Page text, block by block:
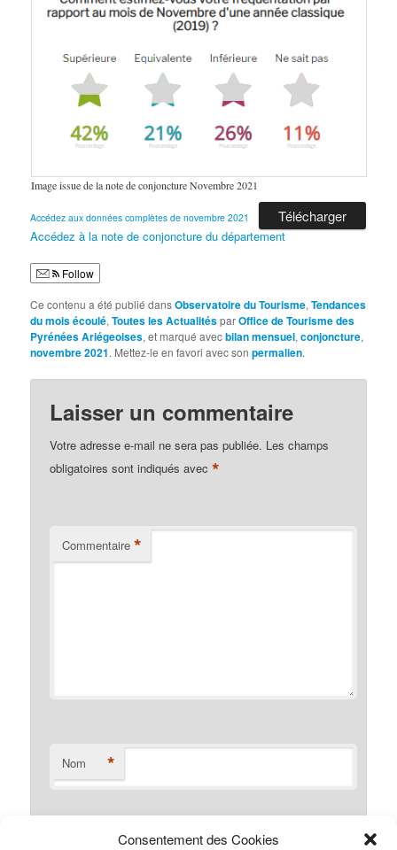
Consentement des Cookies
Image issue de la note de conjoncture Novembre 2021
Accédez aux données complètes de novembre 2021 Télécharger
Accédez à la note de conjoncture du département
Follow
Ce contenu a été publié dansObservatoire du Tourisme,Tendances
du mois écoulé,Toutes les ActualitésparOffice de Tourisme des
Pyrénées Ariégeoises, et marqué avecbilan mensuel,conjoncture,
novembre 2021. Mettez-le en favori avec sonpermalien.
Laisser un commentaire
Votre adresse e-mail ne sera pas publiée. Les champs
obligatoires sont indiqués avec*
Commentaire *
Nom *